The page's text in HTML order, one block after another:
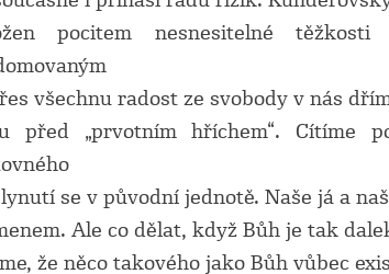
pocitem nesnesitelné
všechnu radost ze svobody v nás
před „prvotním hříchem“. Cítíme
se v původní jednotě. Naše já a
Ale co dělat, když Bůh je tak
že něco takového jako Bůh vůbec